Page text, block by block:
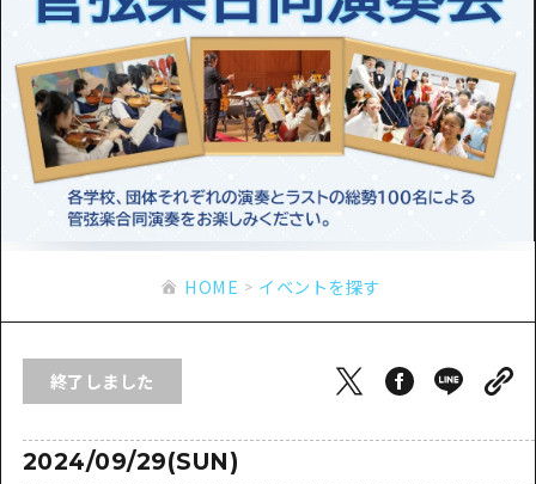
おすすめ
アート
イベント・祭り
グルメ・酒
サイクリング
ショッピング
ナイトライフ
世界遺産
学び・体験
モデルコース一覧
Dive! Hiroshima 公式ガイド
広島もしもトラベル
あたらしい非日常
広島市周辺
安芸
備後
宮島周辺
スポット・体験
スポット・体験一覧
広島市周辺
安芸
備後
備北
宮島周辺
山口県東部
イベント
旬情報
お役立ち情報
アクセス
二次交通まとめ
施設の混雑状況のお知らせ
HOME
HOME イベントを探す
終了しました
2024/09/29(SUN)